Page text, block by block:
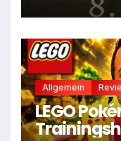
Allgemein
LEGO